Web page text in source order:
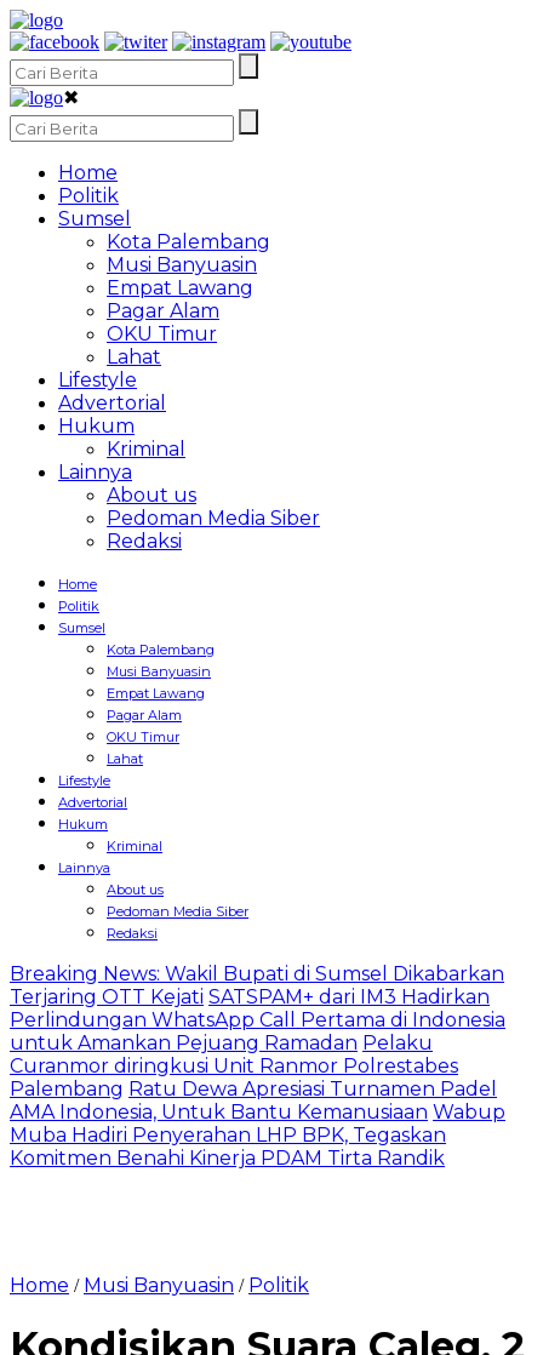
✖
Home
Politik
Sumsel
Kota Palembang
Musi Banyuasin
Empat Lawang
Pagar Alam
OKU Timur
Lahat
Lifestyle
Advertorial
Hukum
Kriminal
Lainnya
About us
Pedoman Media Siber
Redaksi
Home
Politik
Sumsel
Kota Palembang
Musi Banyuasin
Empat Lawang
Pagar Alam
OKU Timur
Lahat
Lifestyle
Advertorial
Hukum
Kriminal
Lainnya
About us
Pedoman Media Siber
Redaksi
Breaking News: Wakil Bupati di Sumsel Dikabarkan
Terjaring OTT Kejati SATSPAM+ dari IM3 Hadirkan
Perlindungan WhatsApp Call Pertama di Indonesia
untuk Amankan Pejuang Ramadan Pelaku
Curanmor diringkusi Unit Ranmor Polrestabes
Palembang Ratu Dewa Apresiasi Turnamen Padel
AMA Indonesia, Untuk Bantu Kemanusiaan Wabup
Muba Hadiri Penyerahan LHP BPK, Tegaskan
Komitmen Benahi Kinerja PDAM Tirta Randik
Home / Musi Banyuasin / Politik